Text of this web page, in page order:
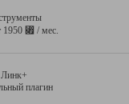
1950 ⃏ / мес.
Линк+
плагин